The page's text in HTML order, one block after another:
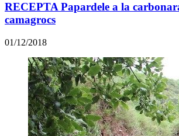
RECEPTA Papardele a la
camagrocs
01/12/2018